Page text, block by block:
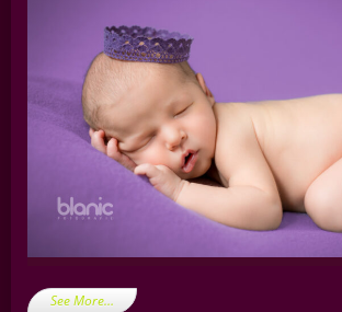
See More…